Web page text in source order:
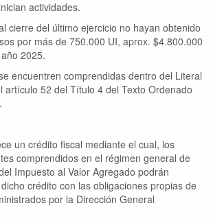
actividades.
cierre del último ejercicio no hayan obtenido
por más de 750.000 UI, aprox. $4.800.000
2025.
encuentren comprendidas dentro del Literal
artículo 52 del Título 4 del Texto Ordenado
un crédito fiscal mediante el cual, los
comprendidos en el régimen general de
Impuesto al Valor Agregado podrán
crédito con las obligaciones propias de
por la Dirección General